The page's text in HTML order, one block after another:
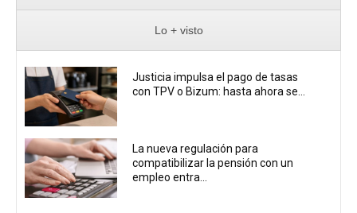
Lo + visto
Justicia impulsa el pago de tasas
con TPV o Bizum: hasta ahora se...
La nueva regulación para
compatibilizar la pensión con un
empleo entra...